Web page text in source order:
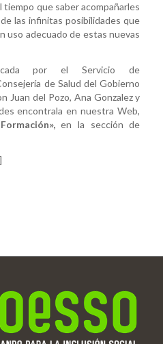
que saber acompañarles
las infinitas posibilidades que
uso adecuado de estas nuevas
por el Servicio de
de Salud del Gobierno
Juan del Pozo, Ana Gonzalez y
encontrala en nuestra Web,
en la sección de
]